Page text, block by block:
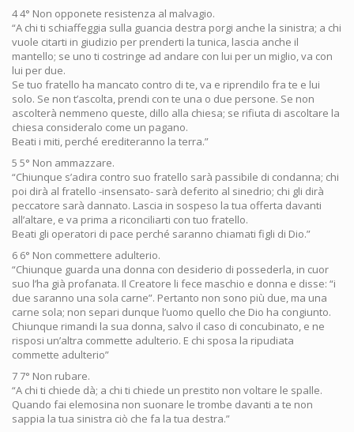
4 4° Non opponete resistenza al malvagio.
“A chi ti schiaffeggia sulla guancia destra porgi anche la sinistra; a chi
vuole citarti in giudizio per prenderti la tunica, lascia anche il
mantello; se uno ti costringe ad andare con lui per un miglio, va con
lui per due.
Se tuo fratello ha mancato contro di te, va e riprendilo fra te e lui
solo. Se non t’ascolta, prendi con te una o due persone. Se non
ascolterà nemmeno queste, dillo alla chiesa; se rifiuta di ascoltare la
chiesa consideralo come un pagano.
Beati i miti, perché erediteranno la terra.”
5 5° Non ammazzare.
“Chiunque s’adira contro suo fratello sarà passibile di condanna; chi
poi dirà al fratello -insensato- sarà deferito al sinedrio; chi gli dirà
peccatore sarà dannato. Lascia in sospeso la tua offerta davanti
all’altare, e va prima a riconciliarti con tuo fratello.
Beati gli operatori di pace perché saranno chiamati figli di Dio.”
6 6° Non commettere adulterio.
“Chiunque guarda una donna con desiderio di possederla, in cuor
suo l’ha già profanata. Il Creatore li fece maschio e donna e disse: “i
due saranno una sola carne”. Pertanto non sono più due, ma una
carne sola; non separi dunque l’uomo quello che Dio ha congiunto.
Chiunque rimandi la sua donna, salvo il caso di concubinato, e ne
risposi un’altra commette adulterio. E chi sposa la ripudiata
commette adulterio”
7 7° Non rubare.
“A chi ti chiede dà; a chi ti chiede un prestito non voltare le spalle.
Quando fai elemosina non suonare le trombe davanti a te non
sappia la tua sinistra ciò che fa la tua destra.”